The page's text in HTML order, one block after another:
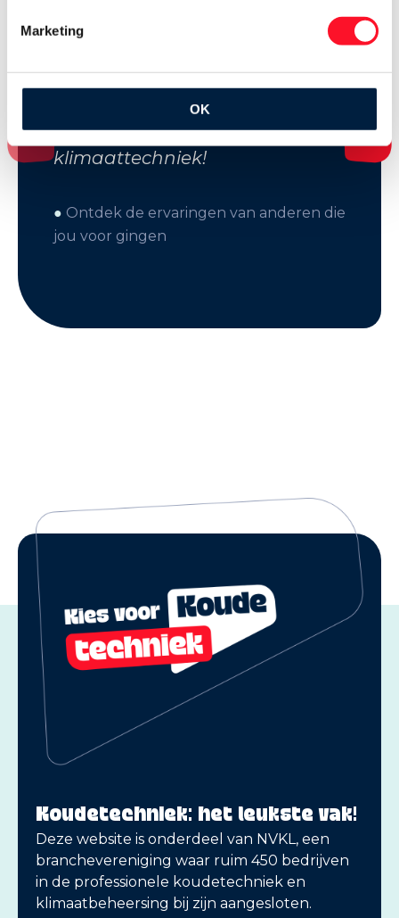
Marketing
OK
Ervaar hoe het is om te werken
in de koude- en
klimaattechniek!
● Ontdek de ervaringen van anderen die
jou voor gingen
Koudetechniek: het leukste vak!
Deze website is onderdeel van NVKL, een
branchevereniging waar ruim 450 bedrijven
in de professionele koudetechniek en
klimaatbeheersing bij zijn aangesloten.